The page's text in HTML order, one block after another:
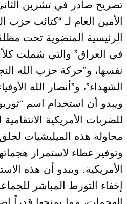
الأمين العام لـ “كتائب حزب
الرئيسية المنضوية تحت
في العراق” والتي شملت
نفسها، و”حركة حزب الله
الشهداء”، و”أنصار الله
ويبدو أن استخدام اسم
للضربات الأمريكية
محاولة هذه الميليشيات
وتوفير غطاء لاستمرار
الأمريكية. ويبدو أن هذه
إخفاء التورط المباشر